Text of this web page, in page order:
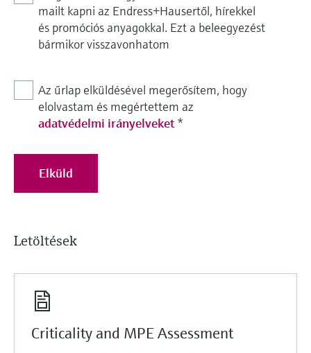
mailt kapni az Endress+Hausertől, hírekkel
és promóciós anyagokkal. Ezt a beleegyezést
bármikor visszavonhatom
Az űrlap elküldésével megerősítem, hogy
elolvastam és megértettem az
adatvédelmi irányelveket *
Elküld
Letöltések
Criticality and MPE Assessment